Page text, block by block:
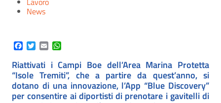
News
Facebook
Twitter
Email
Riattivati i Campi Boe dell’Area Marina Protetta
“Isole Tremiti”, che a partire da quest’anno, si
dotano di una innovazione, l’App “Blue Discovery”
per consentire ai diportisti di prenotare i gavitelli di